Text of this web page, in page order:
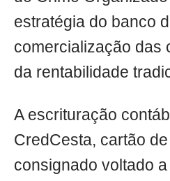
estratégia do banco
comercialização das
da rentabilidade
A escrituração
CredCesta, cartão
consignado voltado